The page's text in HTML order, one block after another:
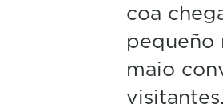
coa
pequeño
maio
visitantes.